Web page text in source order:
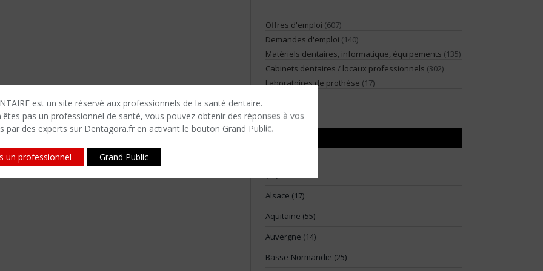
est un site réservé aux professionnels de la santé dentaire.
pas un professionnel de santé, vous pouvez obtenir des réponses à vos
par des experts sur Dentagora.fr en activant le bouton Grand Public.
un professionnel Grand Public
Offres d'emploi (607)
Demandes d'emploi (140)
Matériels dentaires, informatique, équipements (135)
Cabinets dentaires / locaux professionnels (302)
Laboratoires de prothèse (17)
Alsace (17)
Aquitaine (55)
Auvergne (14)
Basse-Normandie (25)